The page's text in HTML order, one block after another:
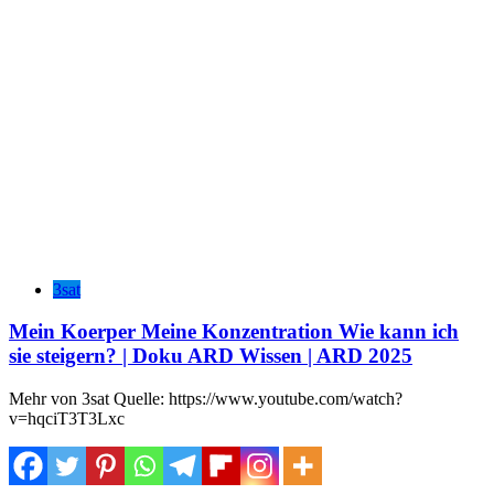
3sat
Mein Koerper Meine Konzentration Wie kann ich
sie steigern? | Doku ARD Wissen | ARD 2025
Mehr von 3sat Quelle: https://www.youtube.com/watch?
v=hqciT3T3Lxc